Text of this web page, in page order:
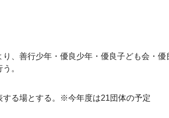
、善行少年・優良少年・優良子ども会・優
。
る場とする。※今年度は21団体の予定